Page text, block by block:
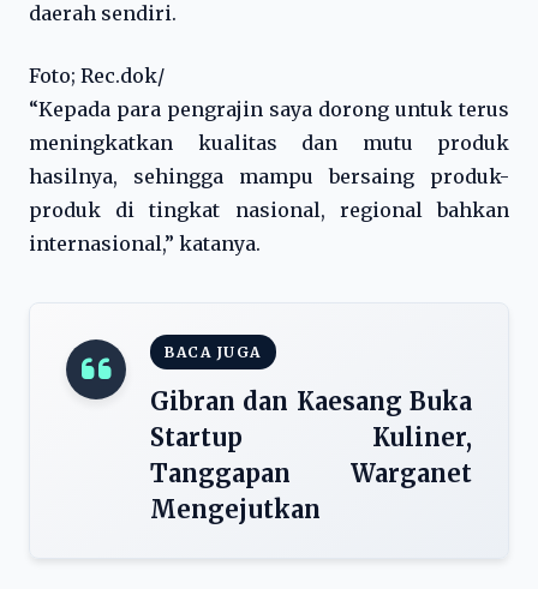
daerah sendiri.
Foto; Rec.dok/
“Kepada para pengrajin saya dorong untuk terus
meningkatkan kualitas dan mutu produk
hasilnya, sehingga mampu bersaing produk-
produk di tingkat nasional, regional bahkan
internasional,” katanya.
BACA JUGA
Gibran dan Kaesang Buka
Startup Kuliner,
Tanggapan Warganet
Mengejutkan